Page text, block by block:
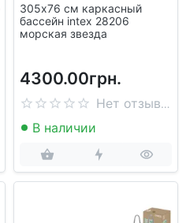
305х76 см каркасный
бассейн intex 28206
морская звезда
4300.00грн.
Нет отзывов
В наличии